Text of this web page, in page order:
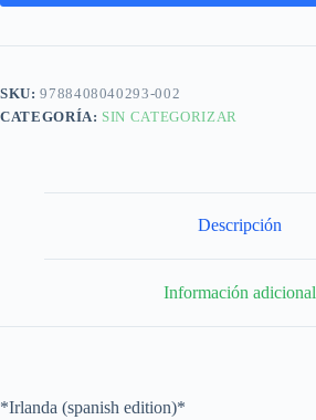
SKU:9788408040293-002
CATEGORÍA: SIN CATEGORIZAR
Descripción
Información adicional
*Irlanda (spanish edition)*